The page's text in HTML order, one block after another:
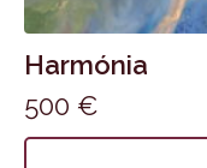
Harmónia
500 €